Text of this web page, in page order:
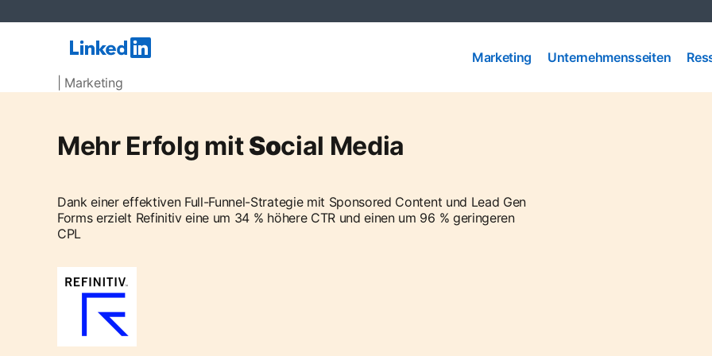
| Marketing
Marketing
Marketing Unternehmensseiten
Unternehmensseiten
Mehr Erfolg mitSocial Media
Dank einer effektiven Full-Funnel-Strategie mit Sponsored Content und Lead Gen
Forms erzielt Refinitiv eine um 34 % höhere CTR und einen um 96 % geringeren
CPL